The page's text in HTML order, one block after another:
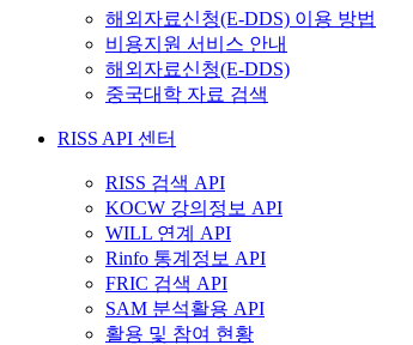
해외자료신청(E-DDS) 이용 방법
비용지원 서비스 안내
해외자료신청(E-DDS)
중국대학 자료 검색
RISS API 센터
RISS 검색 API
KOCW 강의정보 API
WILL 연계 API
Rinfo 통계정보 API
FRIC 검색 API
SAM 분석활용 API
활용 및 참여 현황